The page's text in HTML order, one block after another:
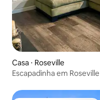
Casa ⋅ Roseville
Escapadinha em Roseville